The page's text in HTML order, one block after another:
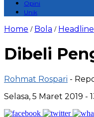
Opini
Unik
Home / Bola / Headline
Dibeli
Rohmat Rospari -
Selasa, 5 Maret 2019 -